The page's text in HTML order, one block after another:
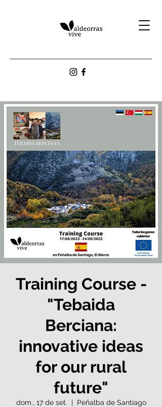
Training Course -
"Tebaida
Berciana:
innovative ideas
for our rural
future"
dom., 17 de set.
  |
Peñalba de Santiago